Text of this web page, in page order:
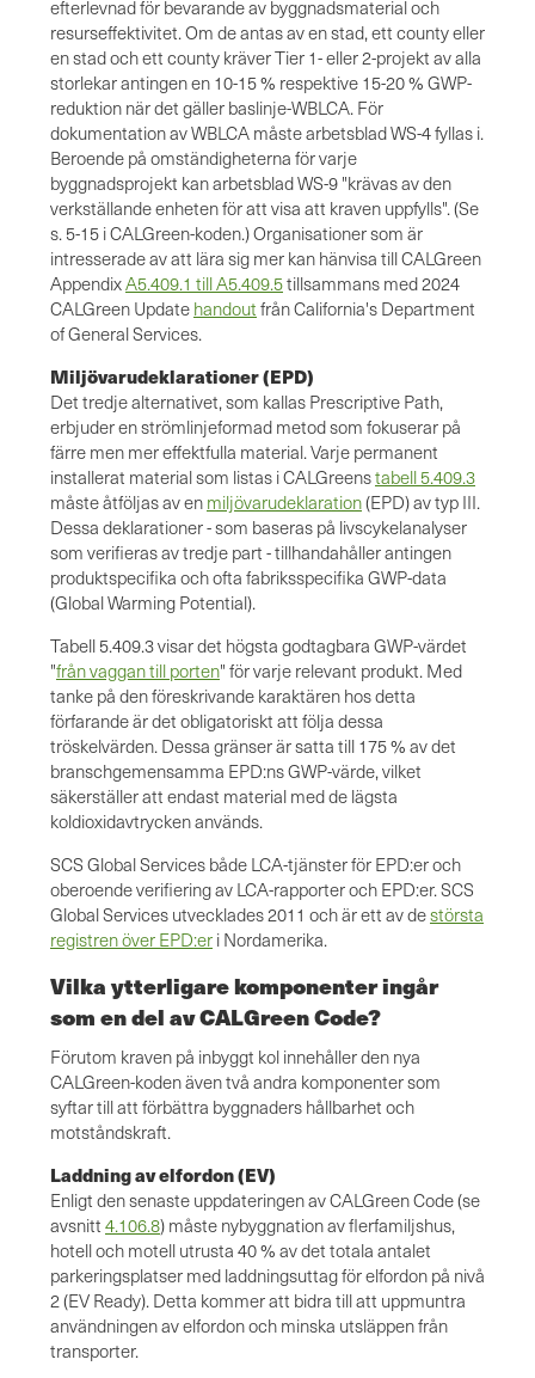
efterlevnad för bevarande av byggnadsmaterial och
resurseffektivitet. Om de antas av en stad, ett county eller
en stad och ett county kräver Tier 1- eller 2-projekt av alla
storlekar antingen en 10-15 % respektive 15-20 % GWP-
reduktion när det gäller baslinje-WBLCA. För
dokumentation av WBLCA måste arbetsblad WS-4 fyllas i.
Beroende på omständigheterna för varje
byggnadsprojekt kan arbetsblad WS-9 "krävas av den
verkställande enheten för att visa att kraven uppfylls". (Se
s. 5-15 i CALGreen-koden.) Organisationer som är
intresserade av att lära sig mer kan hänvisa till CALGreen
AppendixA5.409.1 till A5.409.5tillsammans med 2024
CALGreen Update handout från California's Department
of General Services.
Miljövarudeklarationer (EPD)
Det tredje alternativet, som kallas Prescriptive Path,
erbjuder en strömlinjeformad metod som fokuserar på
färre men mer effektfulla material. Varje permanent
installerat material som listas i CALGreenstabell 5.409.3
måste åtföljas av en miljövarudeklaration(EPD) av typ III.
Dessa deklarationer - som baseras på livscykelanalyser
som verifieras av tredje part - tillhandahåller antingen
produktspecifika och ofta fabriksspecifika GWP-data
(Global Warming Potential).
Tabell 5.409.3 visar det högsta godtagbara GWP-värdet
"från vaggan till porten" för varje relevant produkt. Med
tanke på den föreskrivande karaktären hos detta
förfarande är det obligatoriskt att följa dessa
tröskelvärden. Dessa gränser är satta till 175 % av det
branschgemensamma EPD:ns GWP-värde, vilket
säkerställer att endast material med de lägsta
koldioxidavtrycken används.
SCS Global Services både LCA-tjänster för EPD:er och
oberoende verifiering av LCA-rapporter och EPD:er. SCS
Global Services utvecklades 2011 och är ett av destörsta
registren över EPD:er i Nordamerika.
Vilka ytterligare komponenter ingår
som en del av CALGreen Code?
Förutom kraven på inbyggt kol innehåller den nya
CALGreen-koden även två andra komponenter som
syftar till att förbättra byggnaders hållbarhet och
motståndskraft.
Laddning av elfordon (EV)
Enligt den senaste uppdateringen av CALGreen Code (se
avsnitt 4.106.8) måste nybyggnation av flerfamiljshus,
hotell och motell utrusta 40 % av det totala antalet
parkeringsplatser med laddningsuttag för elfordon på nivå
2 (EV Ready). Detta kommer att bidra till att uppmuntra
användningen av elfordon och minska utsläppen från
transporter.